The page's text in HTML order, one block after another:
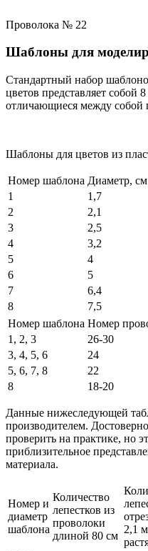
Проволока № 22
Шаблоны для
Стандартный набор
цветов представляет собой
отличающиеся между собой
Шаблоны для цветов из
Номер шаблона Диаметр, см
1
1,7
2
2,1
3
2,5
4
3,2
5
4
6
5
7
6,4
8
7,5
Номер шаблона Номер
1, 2, 3
26-30
3, 4, 5, 6
24
5, 6, 7, 8
22
8
18-20
Данные нижеследующей
производителем.
проверить на практике, но
приблизительное
материала.
Номер и
диаметр
шаблона
Количество
лепестков из
проволоки
длиной 80 см
2,1